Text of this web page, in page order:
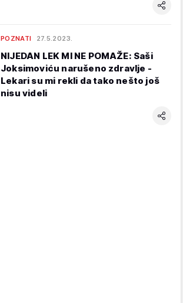
POZNATI 27.5.2023.
NIJEDAN LEK MI NE POMAŽE: Saši
Joksimoviću narušeno zdravlje -
Lekari su mi rekli da tako nešto još
nisu videli